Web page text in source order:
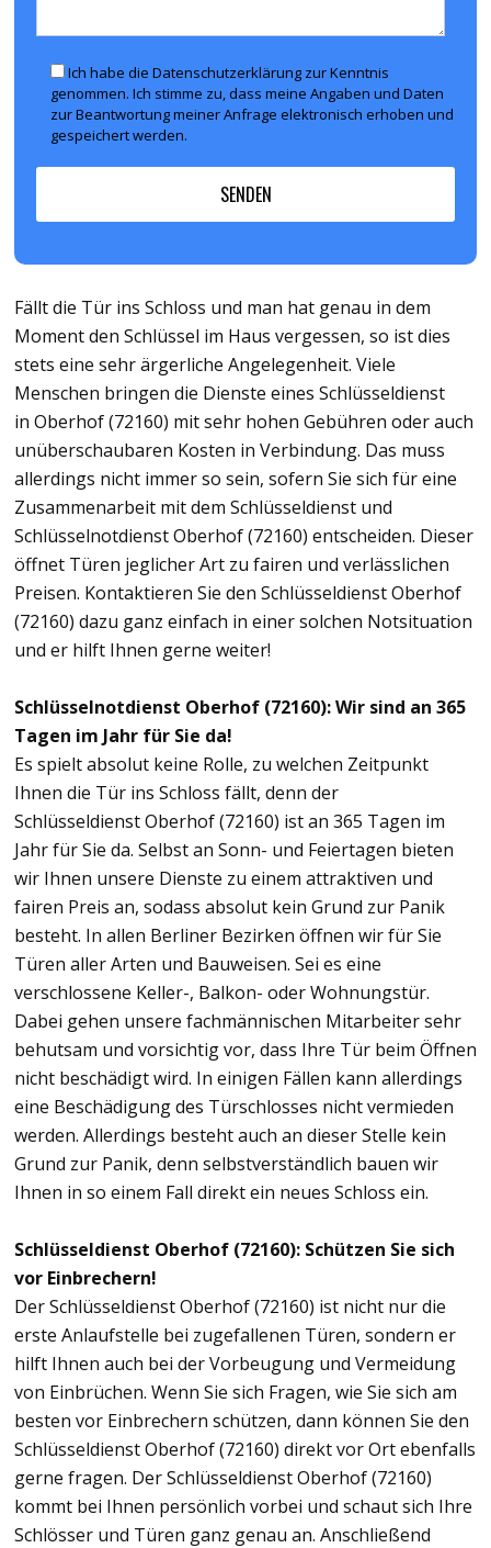
Ich habe die Datenschutzerklärung zur Kenntnis
genommen. Ich stimme zu, dass meine Angaben und Daten
zur Beantwortung meiner Anfrage elektronisch erhoben und
gespeichert werden.
Fällt die Tür ins Schloss und man hat genau in dem
Moment den Schlüssel im Haus vergessen, so ist dies
stets eine sehr ärgerliche Angelegenheit. Viele
Menschen bringen die Dienste eines Schlüsseldienst
in Oberhof (72160) mit sehr hohen Gebühren oder auch
unüberschaubaren Kosten in Verbindung. Das muss
allerdings nicht immer so sein, sofern Sie sich für eine
Zusammenarbeit mit dem Schlüsseldienst und
Schlüsselnotdienst Oberhof (72160) entscheiden. Dieser
öffnet Türen jeglicher Art zu fairen und verlässlichen
Preisen. Kontaktieren Sie den Schlüsseldienst Oberhof
(72160) dazu ganz einfach in einer solchen Notsituation
und er hilft Ihnen gerne weiter!
Schlüsselnotdienst Oberhof (72160): Wir sind an 365
Tagen im Jahr für Sie da!
Es spielt absolut keine Rolle, zu welchen Zeitpunkt
Ihnen die Tür ins Schloss fällt, denn der
Schlüsseldienst Oberhof (72160) ist an 365 Tagen im
Jahr für Sie da. Selbst an Sonn- und Feiertagen bieten
wir Ihnen unsere Dienste zu einem attraktiven und
fairen Preis an, sodass absolut kein Grund zur Panik
besteht. In allen Berliner Bezirken öffnen wir für Sie
Türen aller Arten und Bauweisen. Sei es eine
verschlossene Keller-, Balkon- oder Wohnungstür.
Dabei gehen unsere fachmännischen Mitarbeiter sehr
behutsam und vorsichtig vor, dass Ihre Tür beim Öffnen
nicht beschädigt wird. In einigen Fällen kann allerdings
eine Beschädigung des Türschlosses nicht vermieden
werden. Allerdings besteht auch an dieser Stelle kein
Grund zur Panik, denn selbstverständlich bauen wir
Ihnen in so einem Fall direkt ein neues Schloss ein.
Schlüsseldienst Oberhof (72160): Schützen Sie sich
vor Einbrechern!
Der Schlüsseldienst Oberhof (72160) ist nicht nur die
erste Anlaufstelle bei zugefallenen Türen, sondern er
hilft Ihnen auch bei der Vorbeugung und Vermeidung
von Einbrüchen. Wenn Sie sich Fragen, wie Sie sich am
besten vor Einbrechern schützen, dann können Sie den
Schlüsseldienst Oberhof (72160) direkt vor Ort ebenfalls
gerne fragen. Der Schlüsseldienst Oberhof (72160)
kommt bei Ihnen persönlich vorbei und schaut sich Ihre
Schlösser und Türen ganz genau an. Anschließend